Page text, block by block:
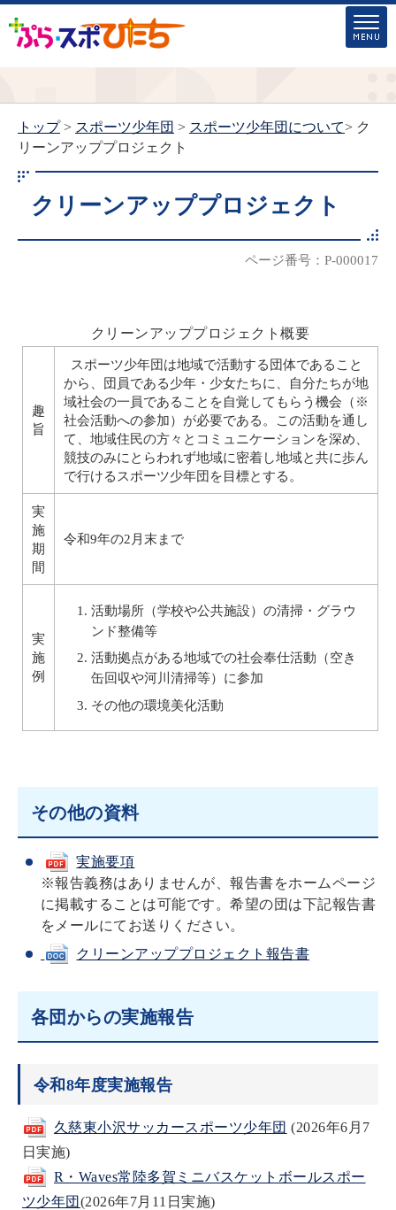
トップ> スポーツ少年団 > スポーツ少年団について> ク
リーンアッププロジェクト
クリーンアッププロジェクト
ページ番号：P-000017
クリーンアッププロジェクト概要
趣
旨
スポーツ少年団は地域で活動する団体であること
から、団員である少年・少女たちに、自分たちが地
域社会の一員であることを自覚してもらう機会（※
社会活動への参加）が必要である。この活動を通し
て、地域住民の方々とコミュニケーションを深め、
競技のみにとらわれず地域に密着し地域と共に歩ん
で行けるスポーツ少年団を目標とする。
実
施
期
間
令和9年の2月末まで
実
施
例
活動場所（学校や公共施設）の清掃・グラウ
ンド整備等
活動拠点がある地域での社会奉仕活動（空き
缶回収や河川清掃等）に参加
その他の環境美化活動
その他の資料
実施要項
※報告義務はありませんが、報告書をホームページ
に掲載することは可能です。希望の団は下記報告書
をメールにてお送りください。
クリーンアッププロジェクト報告書
各団からの実施報告
令和8年度実施報告
久慈東小沢サッカースポーツ少年団 (2026年6月7
日実施)
R・Waves常陸多賀ミニバスケットボールスポー
ツ少年団 (2026年7月11日実施)